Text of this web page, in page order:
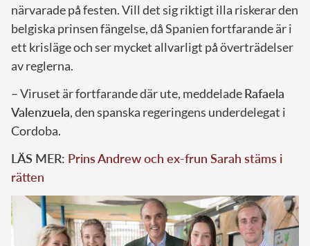
närvarade på festen. Vill det sig riktigt illa riskerar den
belgiska prinsen fängelse, då Spanien fortfarande är i
ett krisläge och ser mycket allvarligt på överträdelser
av reglerna.
– Viruset är fortfarande där ute, meddeladeRafaela
Valenzuela, den spanska regeringens underdelegat i
Cordoba.
LÄS MER: Prins Andrew och ex-frun Sarah stäms i
rätten